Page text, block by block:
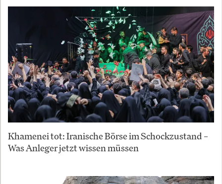
Khamenei tot: Iranische Börse im Schockzustand –
Was Anleger jetzt wissen müssen